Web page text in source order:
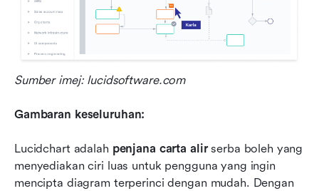
Sumber imej: lucidsoftware.com
Gambaran keseluruhan:
Lucidchart adalah penjana carta alir serba boleh yang
menyediakan ciri luas untuk pengguna yang ingin
mencipta diagram terperinci dengan mudah. Dengan